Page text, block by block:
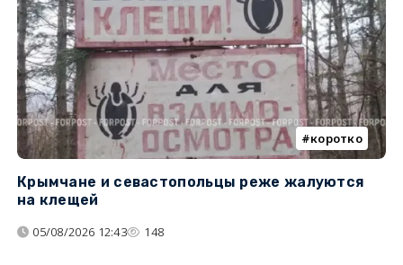
коротко
Крымчане и севастопольцы реже жалуются
на клещей
05/08/2026 12:43 148